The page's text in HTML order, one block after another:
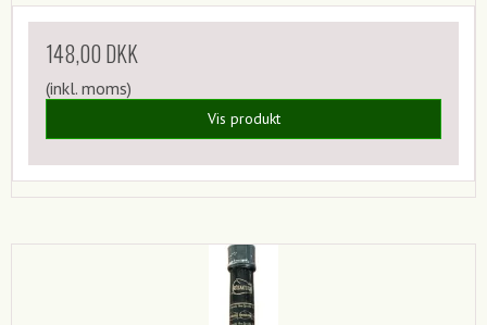
148,00 DKK
(inkl. moms)
Vis produkt